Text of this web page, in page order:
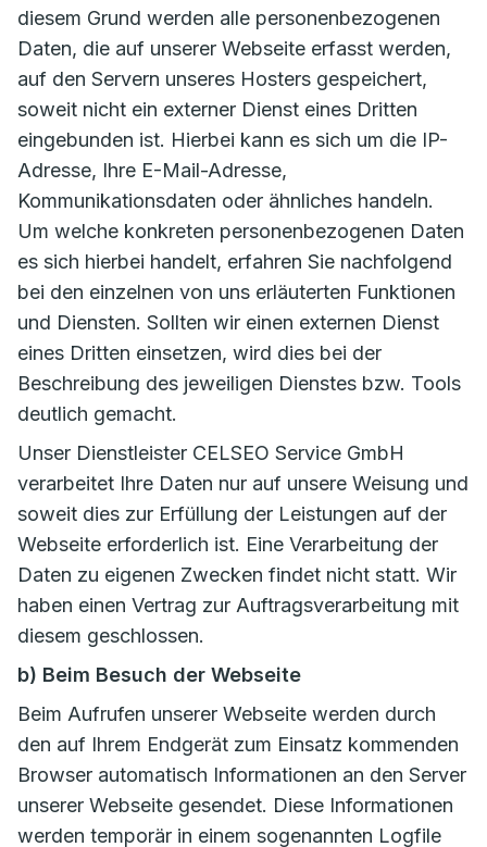
diesem Grund werden alle personenbezogenen
Daten, die auf unserer Webseite erfasst werden,
auf den Servern unseres Hosters gespeichert,
soweit nicht ein externer Dienst eines Dritten
eingebunden ist. Hierbei kann es sich um die IP-
Adresse, Ihre E-Mail-Adresse,
Kommunikationsdaten oder ähnliches handeln.
Um welche konkreten personenbezogenen Daten
es sich hierbei handelt, erfahren Sie nachfolgend
bei den einzelnen von uns erläuterten Funktionen
und Diensten. Sollten wir einen externen Dienst
eines Dritten einsetzen, wird dies bei der
Beschreibung des jeweiligen Dienstes bzw. Tools
deutlich gemacht.
Unser Dienstleister CELSEO Service GmbH
verarbeitet Ihre Daten nur auf unsere Weisung und
soweit dies zur Erfüllung der Leistungen auf der
Webseite erforderlich ist. Eine Verarbeitung der
Daten zu eigenen Zwecken findet nicht statt. Wir
haben einen Vertrag zur Auftragsverarbeitung mit
diesem geschlossen.
b) Beim Besuch der Webseite
Beim Aufrufen unserer Webseite werden durch
den auf Ihrem Endgerät zum Einsatz kommenden
Browser automatisch Informationen an den Server
unserer Webseite gesendet. Diese Informationen
werden temporär in einem sogenannten Logfile